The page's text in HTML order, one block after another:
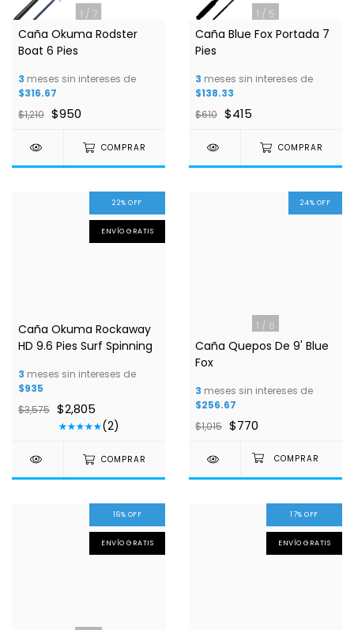
1 / 7
Caña Okuma Rodster
Boat 6 Pies
3 meses sin intereses de
$316.67
$1,210 $950
COMPRAR
1 / 5
Caña Blue Fox Portada 7
Pies
3 meses sin intereses de
$138.33
$610 $415
COMPRAR
1/ 4
22%OFF
ENVÍO GRATIS
Caña Okuma Rockaway
HD 9.6 Pies Surf Spinning
3 meses sin intereses de
$935
$3,575 $2,805
(2)
COMPRAR
1 / 6
24% OFF
Caña Quepos De 9' Blue
Fox
3 meses sin intereses de
$256.67
$1,015 $770
16% OFF
ENVÍO GRATIS
17%OFF
ENVÍO GRATIS